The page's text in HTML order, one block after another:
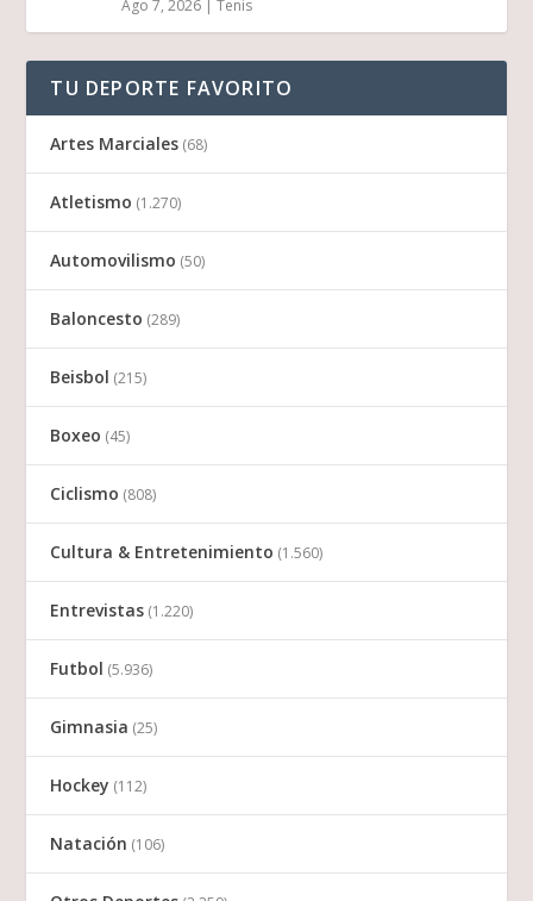
Ago 7, 2026 |Tenis
TU DEPORTE FAVORITO
Artes Marciales (68)
Atletismo (1.270)
Automovilismo (50)
Baloncesto (289)
Beisbol (215)
Boxeo (45)
Ciclismo (808)
Cultura & Entretenimiento (1.560)
Entrevistas (1.220)
Futbol (5.936)
Gimnasia (25)
Hockey (112)
Natación (106)